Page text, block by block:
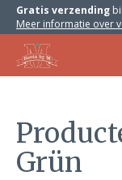
Gratis verzending
Meer informatie over
Grün